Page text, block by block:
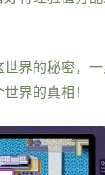
界的秘密，
界的真相！